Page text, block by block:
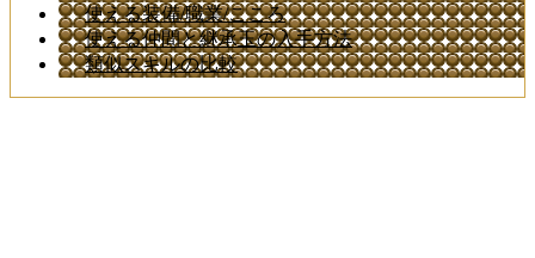
使える装備/職業/こころ
使える仲間と継承玉の入手方法
類似スキルの比較